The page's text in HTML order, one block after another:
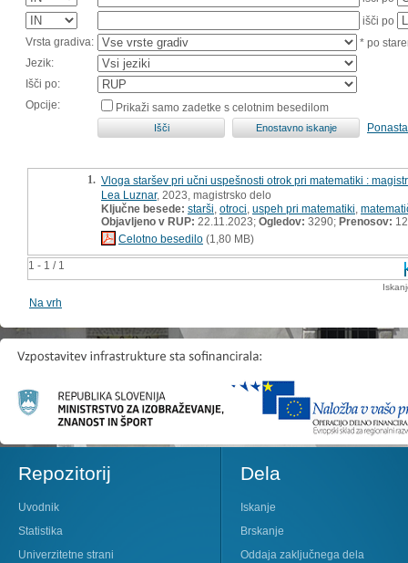
išči po
Vrsta gradiva:
* po
Jezik:
Išči po:
Opcije:
Prikaži samo zadetke s celotnim besedilom
1 - 1 / 1
1. Vloga staršev pri učni uspešnosti otrok pri matematiki :
Lea Luznar, 2023, magistrsko delo
Ključne besede: starši otroci uspeh pri matematiki
Objavljeno v RUP: 22.11.2023; Ogledov: 3290; Prenosov:
Celotno besedilo (1,80 MB)
Na vrh
Repozitorij
Uvodnik
Statistika
Univerzitetne strani
Dela
Iskanje
Brskanje
Oddaja zaključnega dela